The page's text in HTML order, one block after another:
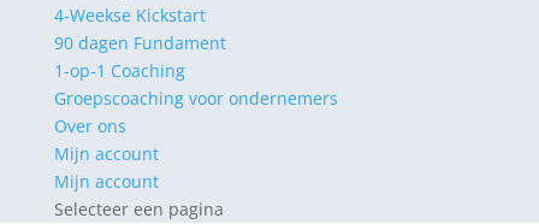
4-Weekse Kickstart
90 dagen Fundament
1-op-1 Coaching
Groepscoaching voor ondernemers
Over ons
Mijn account
Mijn account
Selecteer een pagina